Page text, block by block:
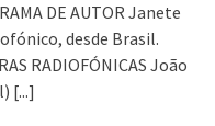
DE AUTOR Janete
desde Brasil.
RADIOFÓNICAS João
[...]